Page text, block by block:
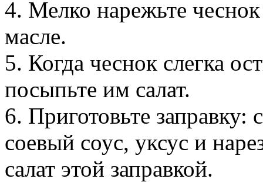
4. Мелко нарежьте
масле.
5. Когда чеснок слегка
посыпьте им салат.
6. Приготовьте
соевый соус, уксус и
салат этой заправкой.